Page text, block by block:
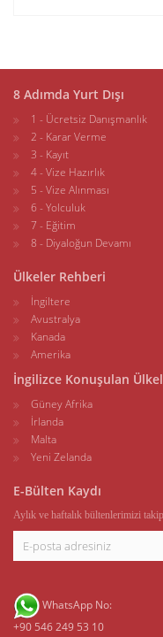
8 Adımda Yurt Dışı
1 - Ücretsiz Danışmanlık
2 - Karar Verme
3 - Kayıt
4 - Vize Hazırlık
5 - Vize Alınması
6 - Yolculuk
7 - Eğitim
8 - Diyaloğun Devamı
Ülkeler Rehberi
İngiltere
Avustralya
Kanada
Amerika
İngilizce Konuşulan
Güney Afrika
İrlanda
Malta
Yeni Zelanda
E-Bülten Kaydı
Aylık ve haftalık bültenlerimizi
WhatsApp No:
+90 546 249 53 10